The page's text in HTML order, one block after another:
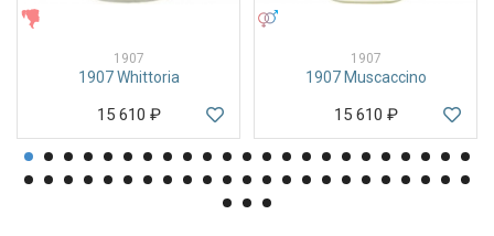
1907
1907 Whittoria
15 610 ₽
1907
1907 Muscaccino
15 610 ₽